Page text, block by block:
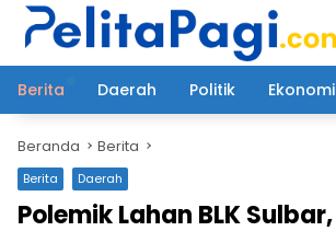
Langsung
Berita
Daerah Politik Ekonomi
Beranda Berita
Berita Daerah
Polemik Lahan BLK Sulbar,